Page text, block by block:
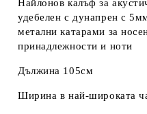
Найлонов калъф за
удебелен с дунапрен с
метални катарами за
принадлежности и ноти
Дължина 105см
Ширина в най-широката